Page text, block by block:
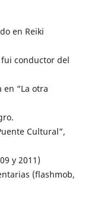
en Reiki
conductor del
en “La otra
Cultural”,
y 2011)
(flashmob,